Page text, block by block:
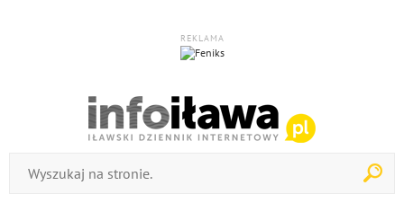
REKLAMA